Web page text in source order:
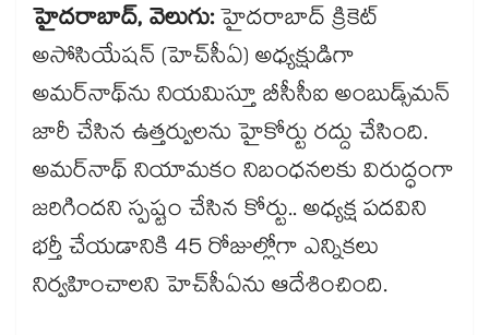
హైదరాబాద్, వెలుగు:హైదరాబాద్‌‌ క్రికెట్‌‌
అసోసియేషన్‌‌ (హెచ్‌‌సీఏ) అధ్యక్షుడిగా
అమర్‌‌నాథ్‌‌ను నియమిస్తూ బీసీసీఐ అంబుడ్స్‌‌మన్‌‌
జారీ చేసిన ఉత్తర్వులను హైకోర్టు రద్దు చేసింది.
అమర్‌‌నాథ్‌‌ నియామకం నిబంధనలకు విరుద్ధంగా
జరిగిందని స్పష్టం చేసిన కోర్టు.. అధ్యక్ష పదవిని
భర్తీ చేయడానికి 45 రోజుల్లోగా ఎన్నికలు
నిర్వహించాలని హెచ్‌‌సీఏను ఆదేశించింది.